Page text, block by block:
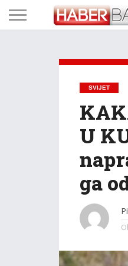
SVIJET
U
ga